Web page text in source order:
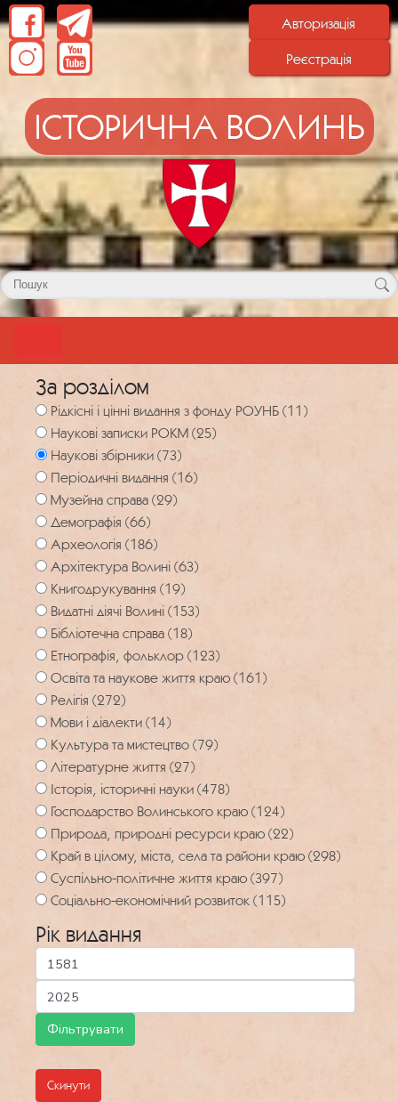
Авторизація
Реєстрація
ІСТОРИЧНА ВОЛИНЬ
За розділом
Рідкісні і цінні видання з фонду РОУНБ (11)
Наукові записки РОКМ (25)
Наукові збірники (73)
Періодичні видання (16)
Музейна справа (29)
Демографія (66)
Археологія (186)
Архітектура Волині (63)
Книгодрукування (19)
Видатні діячі Волині (153)
Бібліотечна справа (18)
Етнографія, фольклор (123)
Освіта та наукове життя краю (161)
Релігія (272)
Мови і діалекти (14)
Культура та мистецтво (79)
Літературне життя (27)
Історія, історичні науки (478)
Господарство Волинського краю (124)
Природа, природні ресурси краю (22)
Край в цілому, міста, села та райони краю (298)
Суспільно-політичне життя краю (397)
Соціально-економічний розвиток (115)
Рік видання
Скинути